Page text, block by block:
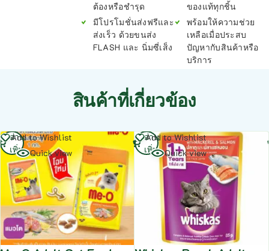
ต้องหรือชำรุด
มีโปรโมชั่นส่งฟรีและ
ส่งเร็ว ด้วยขนส่ง
FLASH และ นิ่มซี่เส็ง
ของแท้ทุกชิ้น
พร้อมให้ความช่วย
เหลือเมื่อประสบ
ปัญหากับสินค้าหรือ
บริการ
สินค้าที่เกี่ยวข้อง
Add to Wishlist
Quick view
อ่าน
เพิ่ม
Add to Wishlist
Quick view
อ่าน
เพิ่ม